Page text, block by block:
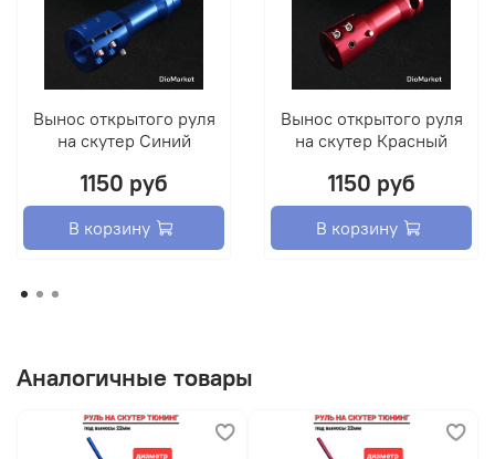
Вынос открытого руля
на скутер Синий
1150 руб
В корзину
Вынос открытого руля
на скутер Красный
1150 руб
В корзину
Аналогичные товары